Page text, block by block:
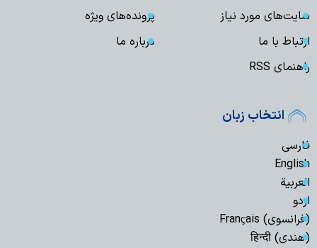
سایت‌های مورد نیاز
پرونده‌های ویژه
ارتباط با ما
درباره ما
راهنمای RSS
انتخاب زبان
فارسی
English
العربیة
اردو
(فرانسوی) Français
(هندی) हिन्दी